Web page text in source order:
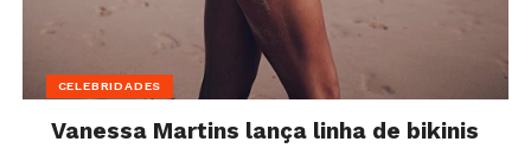
CELEBRIDADES
Vanessa Martins lança linha de bikinis